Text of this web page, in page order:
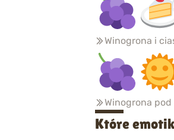
Winogrona i
Winogrona pod
Które